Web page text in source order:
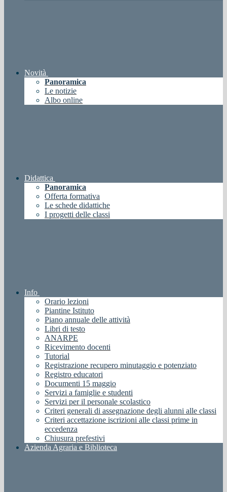
Novità
Panoramica
Le notizie
Albo online
Didattica
Panoramica
Offerta formativa
Le schede didattiche
I progetti delle classi
Info
Orario lezioni
Piantine Istituto
Piano annuale delle attività
Libri di testo
ANARPE
Ricevimento docenti
Tutorial
Registrazione recupero minutaggio e potenziato
Registro educatori
Documenti 15 maggio
Servizi a famiglie e studenti
Servizi per il personale scolastico
Criteri generali di assegnazione degli alunni alle classi
Criteri accettazione iscrizioni alle classi prime in
eccedenza
Chiusura prefestivi
Azienda Agraria e Biblioteca